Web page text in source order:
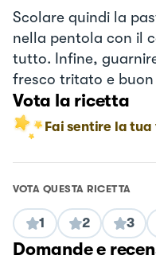
Scolare quindi la
nella pentola con il
tutto. Infine,
fresco tritato e
Vota la ricetta
Fai sentire la tua
VOTA QUESTA RICETTA
1 2 3
Domande e